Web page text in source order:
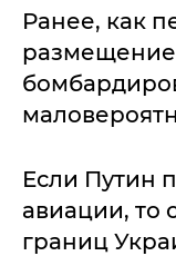
Ранее, как
размещение
Если Путин
авиации, то
границ